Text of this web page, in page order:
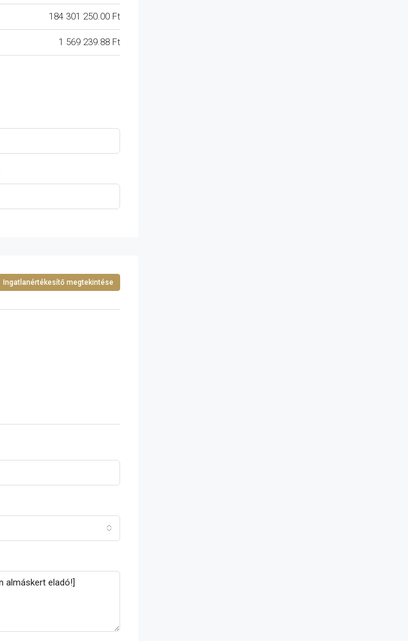
184 301 250.00 Ft
1 569 239.88 Ft
Ingatlanértékesítő megtekintése